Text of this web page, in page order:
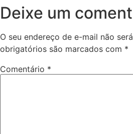
Deixe um
O seu endereço de e-mail não
obrigatórios são marcados com *
Comentário *